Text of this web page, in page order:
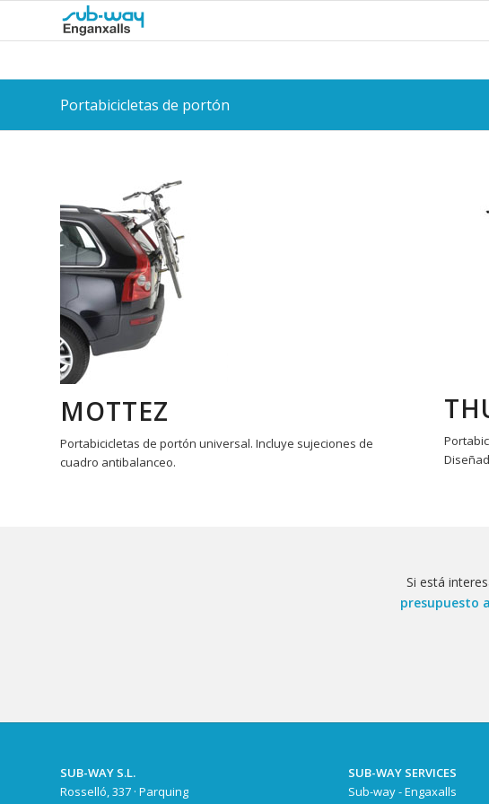
Portabicicletas de portón
MOTTEZ
Portabicicletas de portón universal. Incluye sujeciones de
cuadro antibalanceo.
Si está
presupuesto
SUB-WAY S.L.
Rosselló, 337 · Parquing
SUB-WAY SERVICES
Sub-way - Engaxalls